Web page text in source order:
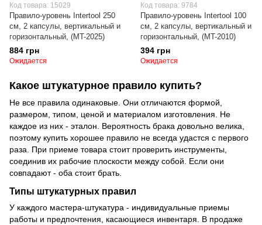
Код товара: 15029
Правило-уровень Intertool 250
см, 2 капсулы, вертикальный и
горизонтальный, (MT-2025)
884 грн
Ожидается
Код товара: 9784
Правило-уровень Intertool 100
см, 2 капсулы, вертикальный и
горизонтальный, (MT-2010)
394 грн
Ожидается
Какое штукатурное правило купить?
Не все правила одинаковые. Они отличаются формой,
размером, типом, ценой и материалом изготовления. Не
каждое из них - эталон. Вероятность брака довольно велика,
поэтому купить хорошее правило не всегда удастся с первого
раза. При приеме товара стоит проверить инструменты,
соединив их рабочие плоскости между собой. Если они
совпадают - оба стоит брать.
Типы штукатурных правил
У каждого мастера-штукатура - индивидуальные приемы
работы и предпочтения, касающиеся инвентаря. В продаже